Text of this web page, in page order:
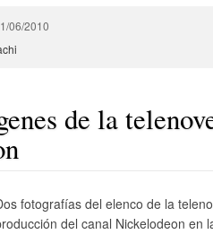
06/2010
de la
fotografías del elenco de la
del canal Nickelodeon en